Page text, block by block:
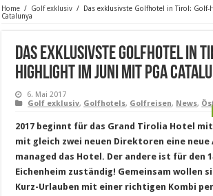
Home / Golf exklusiv /
Das exklusivste Golfhotel in Tirol: Golf-
Catalunya
Das exklusivste Golfhotel in
Highlight im Juni mit PGA
6. Mai 2017
Golf exklusiv, Golfhotels, Golfreisen, News,
2017 beginnt für das Grand Tirolia Hotel
mit gleich zwei neuen Direktoren eine neue
managed das Hotel. Der andere ist für den
Eichenheim zuständig! Gemeinsam wollen
Kurz-Urlauben mit einer richtigen Kombi